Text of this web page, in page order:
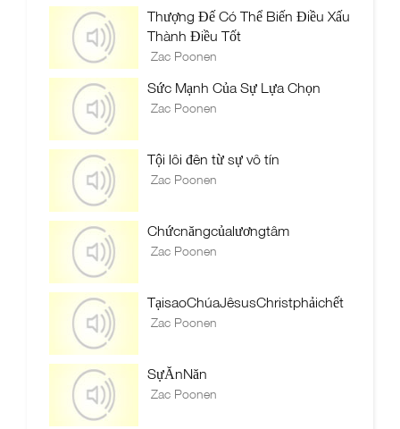
Thượng Đế Có Thể Biến Điều Xấu
Thành Điều Tốt
Zac Poonen
Sức Mạnh Của Sự Lựa Chọn
Zac Poonen
Tội lôi đên từ sự vô tín
Zac Poonen
Chứcnăngcủalươngtâm
Zac Poonen
TạisaoChúaJêsusChristphảichết
Zac Poonen
SựĂnNăn
Zac Poonen